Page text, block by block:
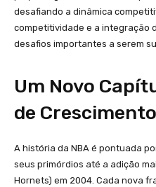
desafiando a dinâmica
competitividade e a integração
desafios importantes a serem
Um Novo
de
A história da NBA é pontuada
seus primórdios até a adição
Hornets) em 2004. Cada nova